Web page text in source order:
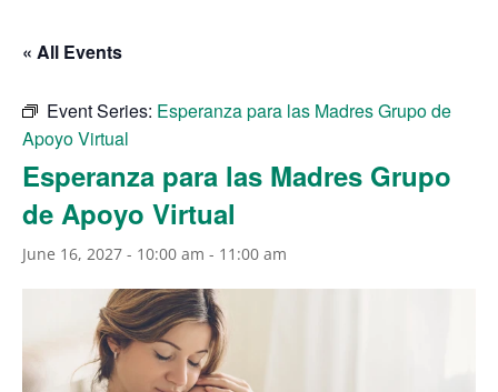
« All Events
Event Series: Esperanza para las Madres Grupo de
Apoyo Virtual
Esperanza para las Madres Grupo
de Apoyo Virtual
June 16, 2027 - 10:00 am - 11:00 am